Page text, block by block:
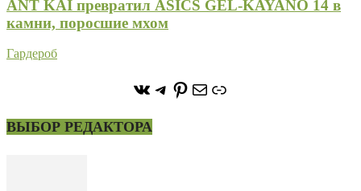
ANT KAI превратил ASICS GEL-KAYANO 14 в
камни, поросшие мхом
Гардероб
https://vk.com/
https://t.me/stoneforest
https://
ПочтаСсылка
ВЫБОР РЕДАКТОРА